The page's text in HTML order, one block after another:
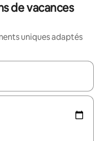
de vacances
uniques adaptés
utilisez les flèches vers le